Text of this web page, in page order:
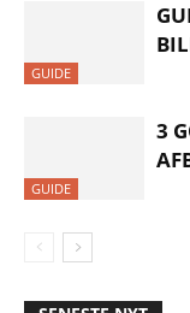
GUIDE
GUIDE
3